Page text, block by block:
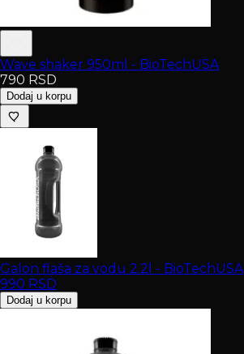
Wave shaker 950ml - BioTechUSA
790 RSD
Dodaj u korpu
Galon flaša za vodu 2.2l - BioTechUSA
990 RSD
Dodaj u korpu